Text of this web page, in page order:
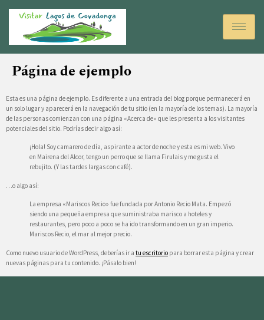
Página de ejemplo
Esta es una página de ejemplo. Es diferente a una entrada del blog porque permanecerá en
un solo lugar y aparecerá en la navegación de tu sitio (en la mayoría de los temas). La mayoría
de las personas comienzan con una página «Acerca de» que les presenta a los visitantes
potenciales del sitio. Podrías decir algo así:
¡Hola! Soy camarero de día, aspirante a actor de noche y esta es mi web. Vivo
en Mairena del Alcor, tengo un perro que se llama Firulais y me gusta el
rebujito. (Y las tardes largas con café).
…o algo así:
La empresa «Mariscos Recio» fue fundada por Antonio Recio Mata. Empezó
siendo una pequeña empresa que suministraba marisco a hoteles y
restaurantes, pero poco a poco se ha ido transformando en un gran imperio.
Mariscos Recio, el mar al mejor precio.
Como nuevo usuario de WordPress, deberías ir a tu escritorio para borrar esta página y crear
nuevas páginas para tu contenido. ¡Pásalo bien!